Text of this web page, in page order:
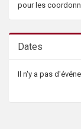
pour les
Dates
Il n'y a pas